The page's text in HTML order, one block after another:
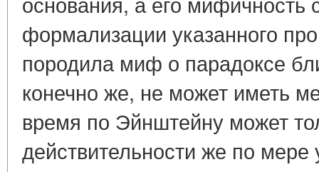
формализации указанного
породила миф о парадоксе
конечно же, не может иметь
время по Эйнштейну может
действительности же по